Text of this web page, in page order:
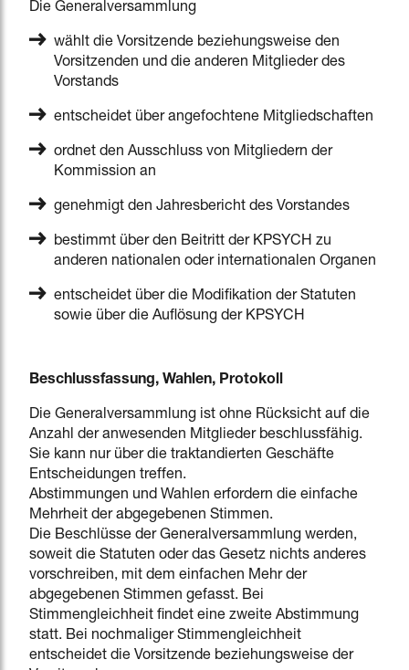
Die Generalversammlung
wählt die Vorsitzende beziehungsweise den
Vorsitzenden und die anderen Mitglieder des
Vorstands
entscheidet über angefochtene Mitgliedschaften
ordnet den Ausschluss von Mitgliedern der
Kommission an
genehmigt den Jahresbericht des Vorstandes
bestimmt über den Beitritt der KPSYCH zu
anderen nationalen oder internationalen Organen
entscheidet über die Modifikation der Statuten
sowie über die Auflösung der KPSYCH
Beschlussfassung, Wahlen, Protokoll
Die Generalversammlung ist ohne Rücksicht auf die
Anzahl der anwesenden Mitglieder beschlussfähig.
Sie kann nur über die traktandierten Geschäfte
Entscheidungen treffen.
Abstimmungen und Wahlen erfordern die einfache
Mehrheit der abgegebenen Stimmen.
Die Beschlüsse der Generalversammlung werden,
soweit die Statuten oder das Gesetz nichts anderes
vorschreiben, mit dem einfachen Mehr der
abgegebenen Stimmen gefasst. Bei
Stimmengleichheit findet eine zweite Abstimmung
statt. Bei nochmaliger Stimmengleichheit
entscheidet die Vorsitzende beziehungsweise der